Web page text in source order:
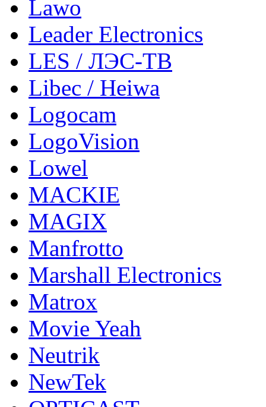
Lawo
Leader Electronics
LES / ЛЭС-ТВ
Libec / Heiwa
Logocam
LogoVision
Lowel
MACKIE
MAGIX
Manfrotto
Marshall Electronics
Matrox
Movie Yeah
Neutrik
NewTek